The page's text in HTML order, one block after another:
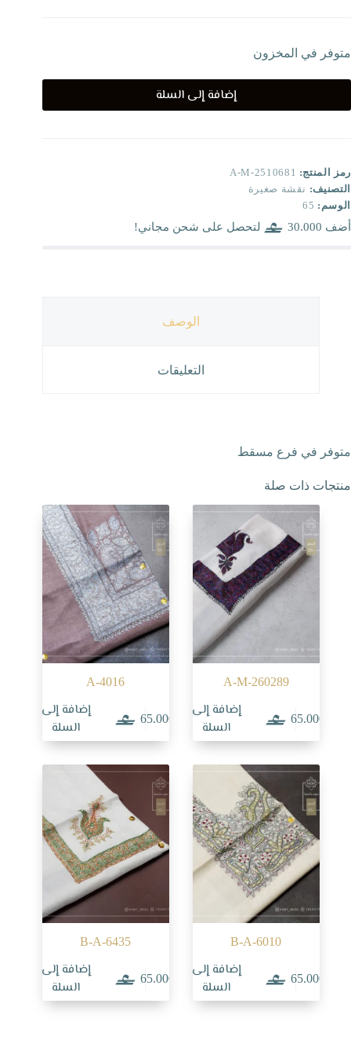
متوفر في المخزون
إضافة إلى السلة
رمز المنتج: A-M-2510681
التصنيف: نقشة صغيرة
الوسم: 65
أضف 30.000 لتحصل على شحن مجاني!
الوصف
التعليقات
متوفر في فرع مسقط
منتجات ذات صلة
A-M-260289
65.000
إضافة إلى
السلة
A-4016
65.000
إضافة إلى
السلة
B-A-6010
65.000
إضافة إلى
السلة
B-A-6435
65.000
إضافة إلى
السلة